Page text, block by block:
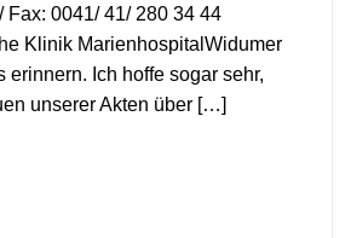
Fax: 0041/ 41/ 280 34 44
Klinik MarienhospitalWidumer
Ich hoffe sogar sehr,
unserer Akten über […]